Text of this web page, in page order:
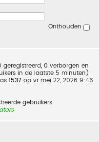
Onthouden
geregistreerd, 0 verborgen en
in de laatste 5 minuten)
1537 op vr mei 22, 2026 9:46
gebruikers